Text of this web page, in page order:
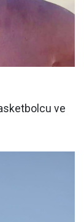
ve